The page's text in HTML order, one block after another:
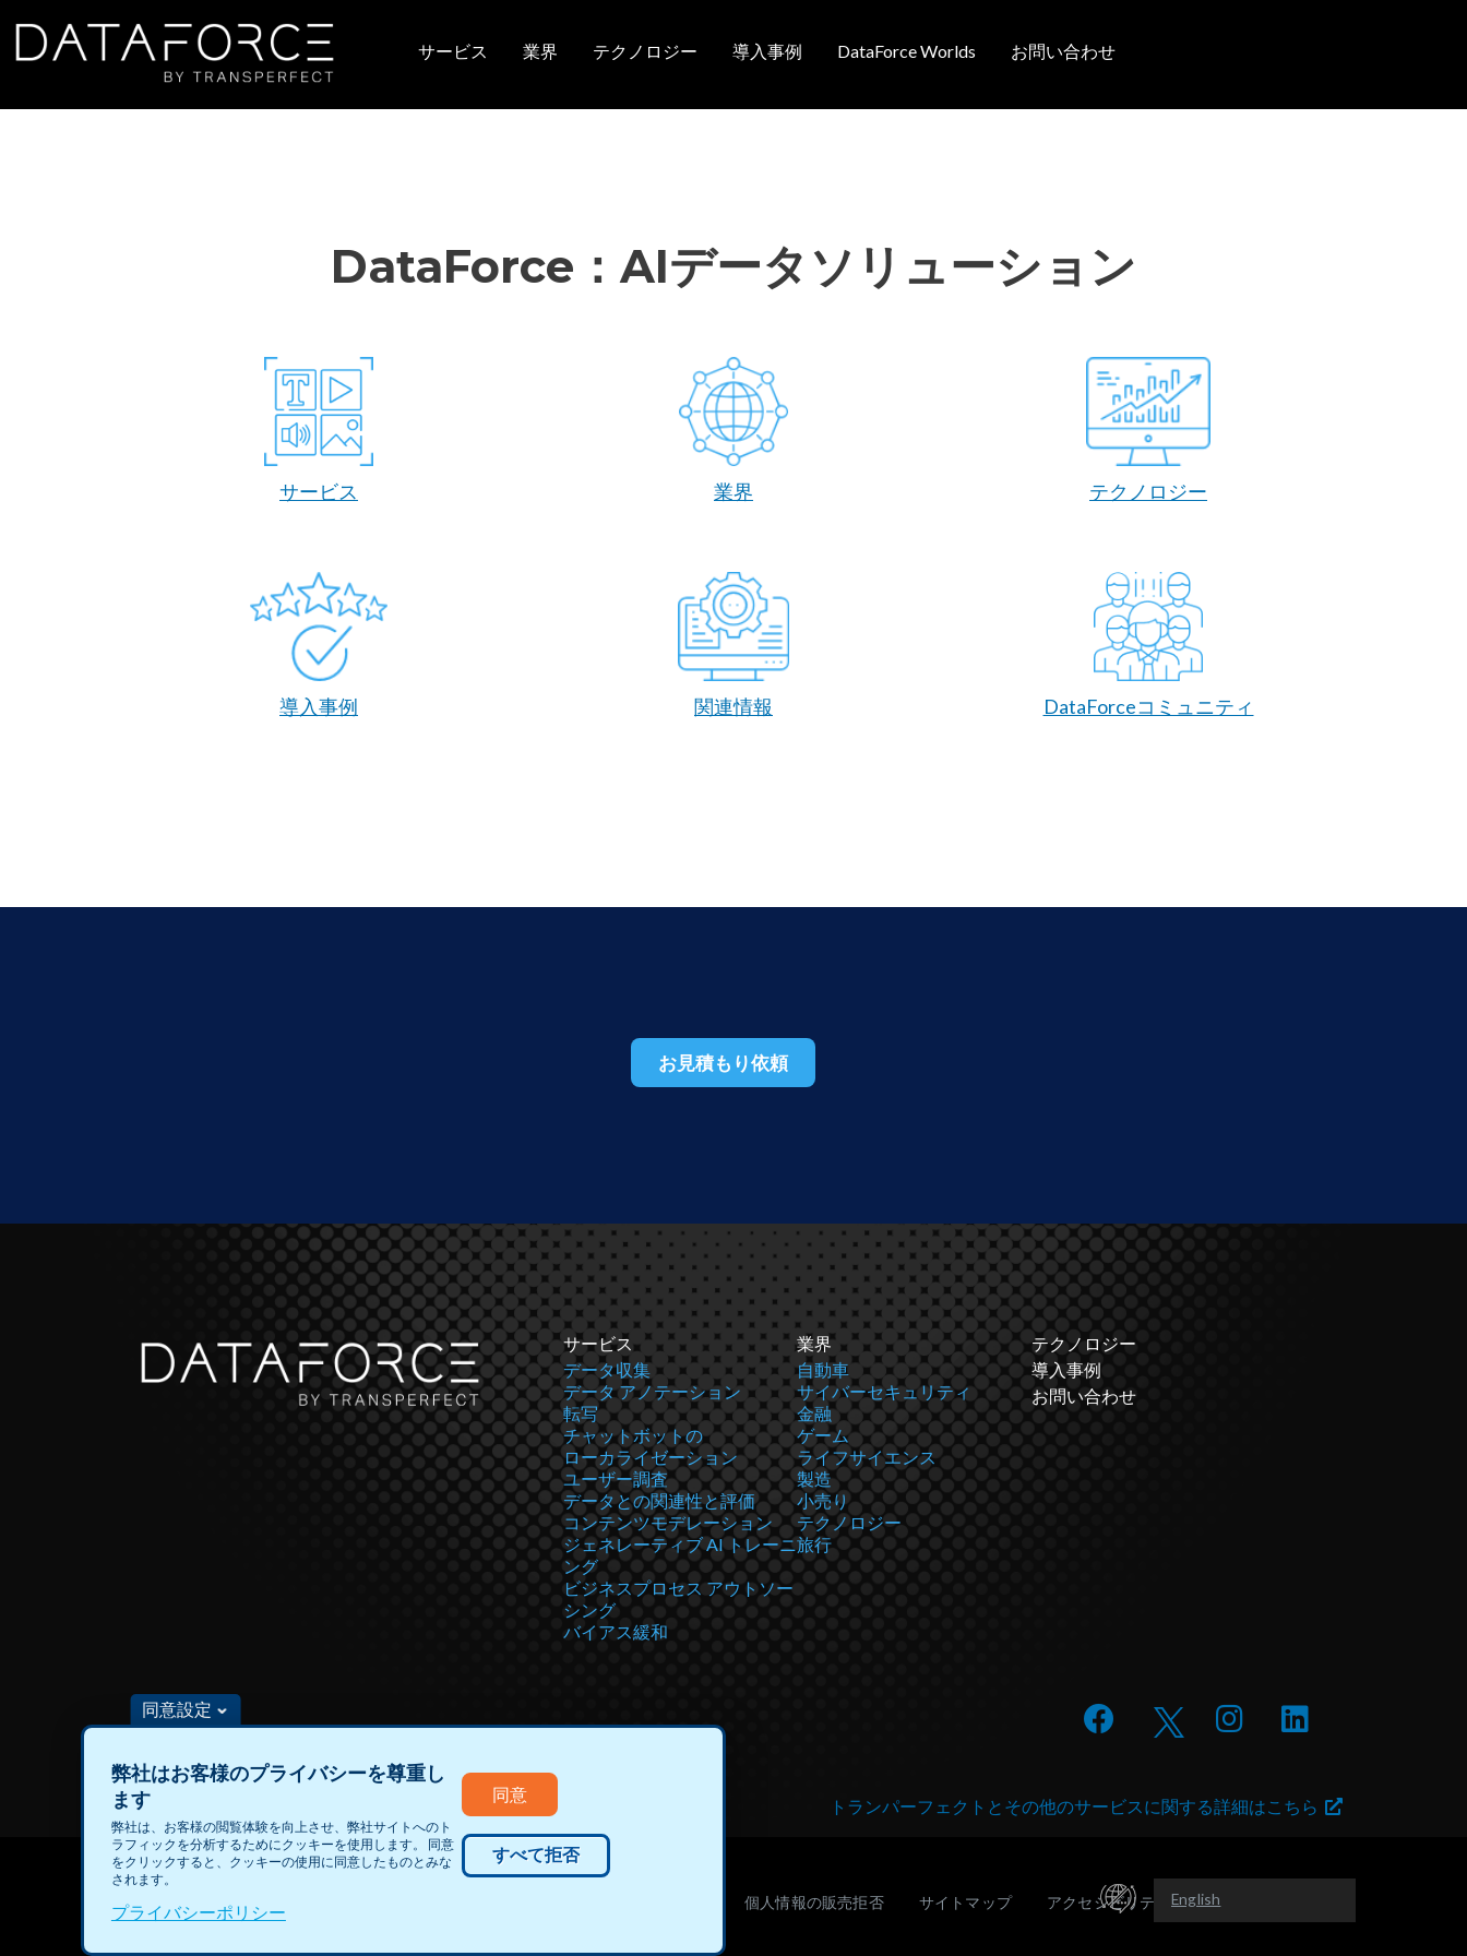
メインナビゲーション
サービス 業界 テクノロジー 導入事例 DataForce Worlds お問い合わせ
DataForce：AIデータソリューション
サービス 業界 テクノロジー
導入事例 関連情報 DataForceコミュニティ
お見積もり依頼
サービス
データ収集
データ アノテーション
転写
チャットボットの
ローカライゼーション
ユーザー調査
データとの関連性と評価
コンテンツモデレーション
ジェネレーティブ AI トレーニ
ング
ビジネスプロセス アウトソー
シング
バイアス緩和
業界
自動車
サイバーセキュリティ
金融
ゲーム
ライフサイエンス
製造
小売り
テクノロジー
旅行
テクノロジー
導入事例
お問い合わせ
DataForceの求人や有償プロジェクトに応募する トランパーフェクトとその他のサービスに関する詳細はこちら
©2026 TransPerfect 個人情報の販売拒否 サイトマップ アクセシビリティ English
同意設定
弊社はお客様のプライバシーを尊重し
ます
弊社は、お客様の閲覧体験を向上させ、弊社サイトへのト
ラフィックを分析するためにクッキーを使用します。 同意
をクリックすると、クッキーの使用に同意したものとみな
されます。
プライバシーポリシー
同意
すべて拒否